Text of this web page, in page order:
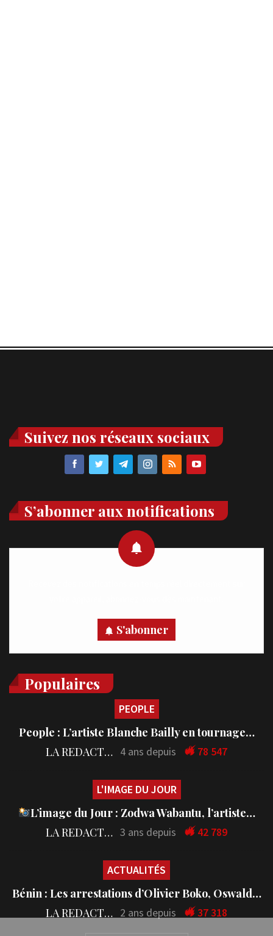
Suivez nos réseaux sociaux
S’abonner aux notifications
S'abonner
Populaires
PEOPLE
People : L’artiste Blanche Bailly en tournage…
LA REDACTION 4 ans depuis 78 547
L'IMAGE DU JOUR
L’image du Jour : Zodwa Wabantu, l’artiste…
LA REDACTION 3 ans depuis 42 789
ACTUALITÉS
Bénin : Les arrestations d’Olivier Boko, Oswald…
LA REDACTION 2 ans depuis 37 318